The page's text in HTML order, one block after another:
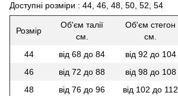
Доступні розміри : 44, 46, 48, 50, 52, 54
Розмір
Об'єм талії
см.
Об'єм стегон
см.
44
від 68 до 84 від 92 до 104
46
від 72 до 88 від 98 до 108
48
від 76 до 96 від 102 до 112